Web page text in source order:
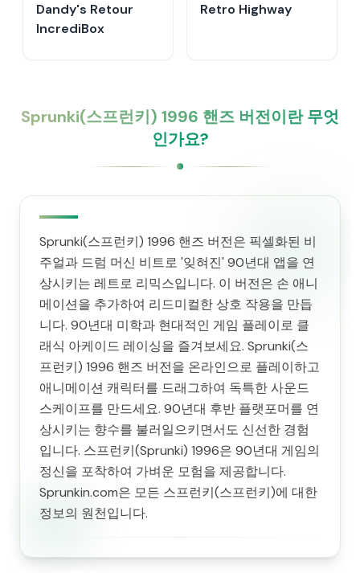
Dandy's Retour
IncrediBox
Retro Highway
Sprunki(스프런키) 1996 핸즈 버전이란 무엇
인가요?
Sprunki(스프런키) 1996 핸즈 버전은 픽셀화된 비
주얼과 드럼 머신 비트로 '잊혀진' 90년대 앱을 연
상시키는 레트로 리믹스입니다. 이 버전은 손 애니
메이션을 추가하여 리드미컬한 상호 작용을 만듭
니다. 90년대 미학과 현대적인 게임 플레이로 클
래식 아케이드 레이싱을 즐겨보세요. Sprunki(스
프런키) 1996 핸즈 버전을 온라인으로 플레이하고
애니메이션 캐릭터를 드래그하여 독특한 사운드
스케이프를 만드세요. 90년대 후반 플랫포머를 연
상시키는 향수를 불러일으키면서도 신선한 경험
입니다. 스프런키(Sprunki) 1996은 90년대 게임의
정신을 포착하여 가벼운 모험을 제공합니다.
Sprunkin.com은 모든 스프런키(스프런키)에 대한
정보의 원천입니다.